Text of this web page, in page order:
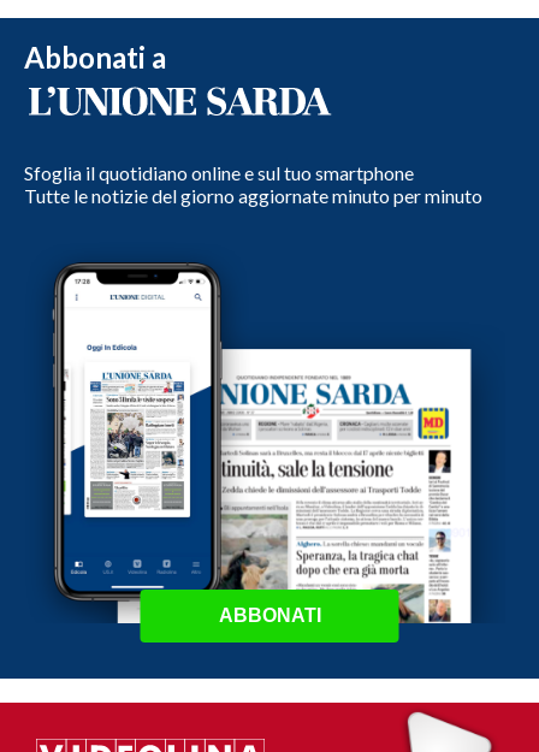
Abbonati a
Sfoglia il quotidiano online e sul tuo smartphone
Tutte le notizie del giorno aggiornate minuto per minuto
ABBONATI